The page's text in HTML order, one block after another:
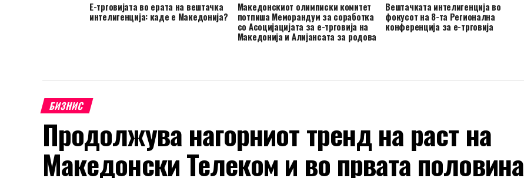
Е-трговијата во ерата на вештачка
интелигенција: каде е Македонија?
Македонскиот олимписки комитет
потпиша Меморандум за соработка
со Асоцијацијата за е-трговија на
Македонија и Алијансата за родова
Вештачката интелигенција во
фокусот на 8-та Регионална
конференција за е-трговија
БИЗНИС
Продолжува нагорниот тренд на раст на
Македонски Телеком и во првата половина